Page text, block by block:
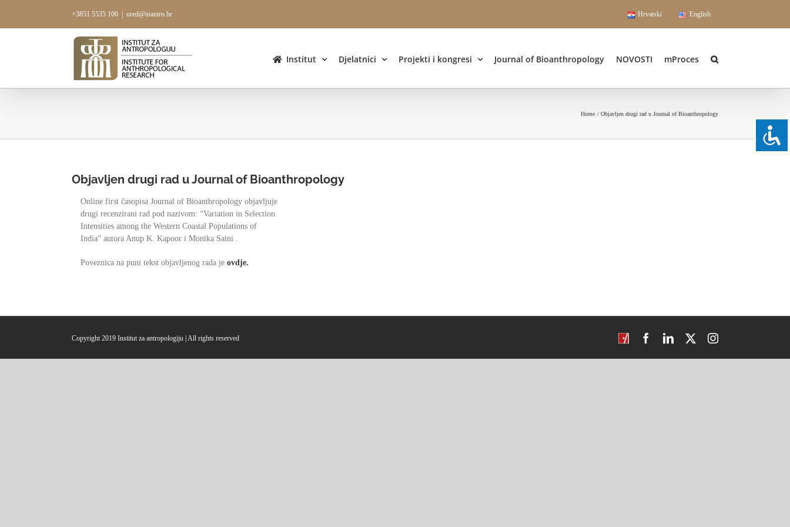
content
+3851 5535 100 ured@inantro.hr Hrvatski English
Institut Djelatnici Projekti i kongresi Journal of Bioanthropology NOVOSTI mProces
Home Objavljen drugi rad u Journal of Bioanthropology
Objavljen drugi rad u Journal of Bioanthropology
Online first časopisa Journal of Bioanthropology objavljuje
drugi recenzirani rad pod nazivom: “Variation in Selection
Intensities among the Western Coastal Populations of
India” autora Anup K. Kapoor i Monika Saini .
Poveznica na puni tekst objavljenog rada jeovdje.
Copyright 2019 Institut za antropologiju | All rights reserved CROSBI FacebookLinkedIn Instagram